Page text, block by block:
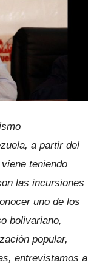
a partir del
teniendo
las incursiones
uno de los
bolivariano,
popular,
entrevistamos a